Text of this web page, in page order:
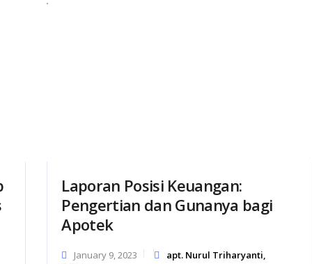
Laporan Posisi Keuangan:
Pengertian dan Gunanya bagi
Apotek
January 9, 2023
apt. Nurul Triharyanti,